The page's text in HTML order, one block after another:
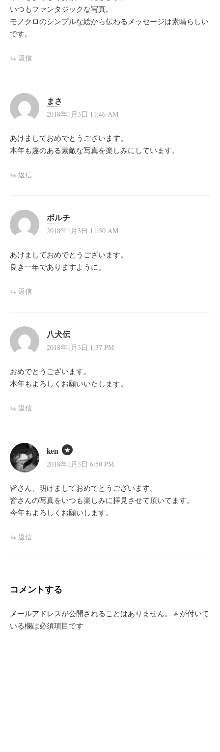
いつもファンタジックな写真。
モノクロのシンプルな絵から伝わるメッセージは素晴らしい
です。
返信
まさ
2018年1月3日 11:46 AM
あけましておめでとうございます。
本年も趣のある素敵な写真を楽しみにしています。
返信
ボルチ
2018年1月3日 11:50 AM
あけましておめでとうございます。
良き一年でありますように。
返信
八犬伝
2018年1月3日 1:37 PM
おめでとうございます。
本年もよろしくお願いいたします。
返信
ken
2018年1月3日 6:50 PM
皆さん、明けましておめでとうございます。
皆さんの写真をいつも楽しみに拝見させて頂いてます。
今年もよろしくお願いします。
返信
コメントする
メールアドレスが公開されることはありません。 ※ が付いて
いる欄は必須項目です